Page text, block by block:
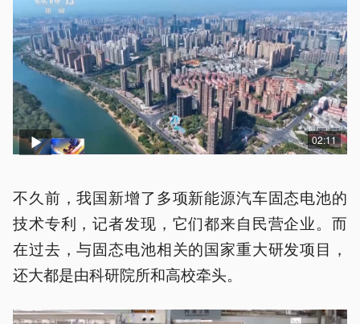
02:11
不久前，我国新增了多项新能源汽车固态电池的
技术专利，记者发现，它们都来自民营企业。而
在过去，与固态电池相关的国家重大研发项目，
还大都是由科研院所和高校牵头。